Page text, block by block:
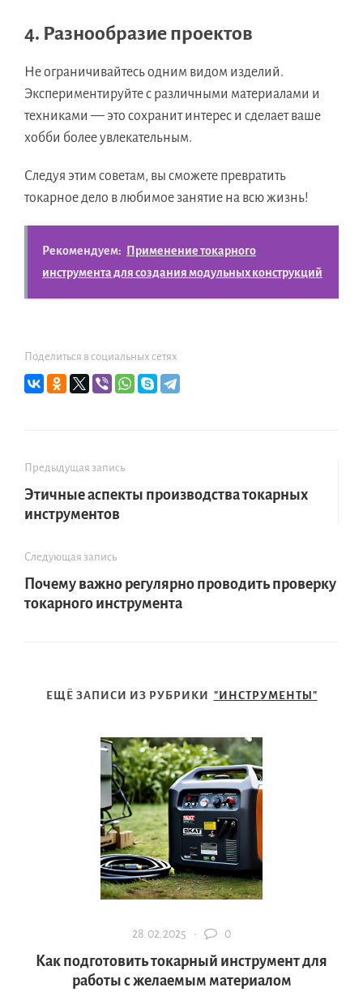
4. Разнообразие проектов
Не ограничивайтесь одним видом изделий.
Экспериментируйте с различными материалами и
техниками — это сохранит интерес и сделает ваше
хобби более увлекательным.
Следуя этим советам, вы сможете превратить
токарное дело в любимое занятие на всю жизнь!
Рекомендуем:
Применение токарного
инструмента для создания модульных конструкций
Поделиться в социальных сетях
Предыдущая запись
Этичные аспекты производства токарных
инструментов
Следующая запись
Почему важно регулярно проводить проверку
токарного инструмента
ЕЩЁ ЗАПИСИ ИЗ РУБРИКИ "ИНСТРУМЕНТЫ"
28.02.2025 · 0
Как подготовить токарный инструмент для
работы с желаемым материалом